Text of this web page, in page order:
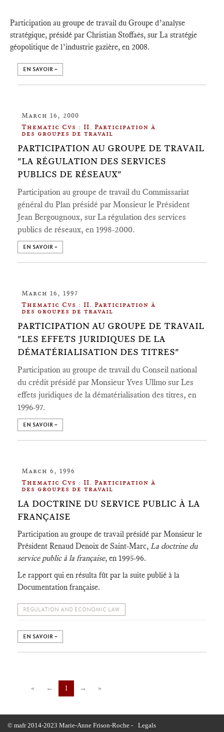
Participation au groupe de travail du Groupe d’analyse
stratégique, présidé par Christian Stoffaës, sur La stratégie
géopolitique de l’industrie gazière, en 2008.
EN SAVOIR +
March 16, 2000
Thematic Cvs : II. Participation à
des groupes de travail
PARTICIPATION AU GROUPE DE TRAVAIL
"LA RÉGULATION DES SERVICES
PUBLICS DE RÉSEAUX"
Participation au groupe de travail du Commissariat
général du Plan présidé par Monsieur le Président
Jean Bergougnoux, sur La régulation des services
publics de réseaux, en 1998-2000.
EN SAVOIR +
March 16, 1997
Thematic Cvs : II. Participation à
des groupes de travail
PARTICIPATION AU GROUPE DE TRAVAIL
"LES EFFETS JURIDIQUES DE LA
DÉMATÉRIALISATION DES TITRES"
Participation au groupe de travail du Conseil national
du crédit présidé par Monsieur Yves Ullmo sur Les
effets juridiques de la dématérialisation des titres, en
1996-97.
EN SAVOIR +
March 6, 1996
Thematic Cvs : II. Participation à
des groupes de travail
LA DOCTRINE DU SERVICE PUBLIC À LA
FRANÇAISE
Participation au groupe de travail présidé par Monsieur le
Président Renaud Denoix de Saint-Marc, La doctrine du
service public à la française, en 1995-96.
Le rapport qui en résulta fût par la suite publié à la
Documentation française.
REGULATION AND ECONOMIC LAW
EN SAVOIR +
« ← 1 → »
© mafr 2014-2023 Marie-Anne Frison-Roche - Legals